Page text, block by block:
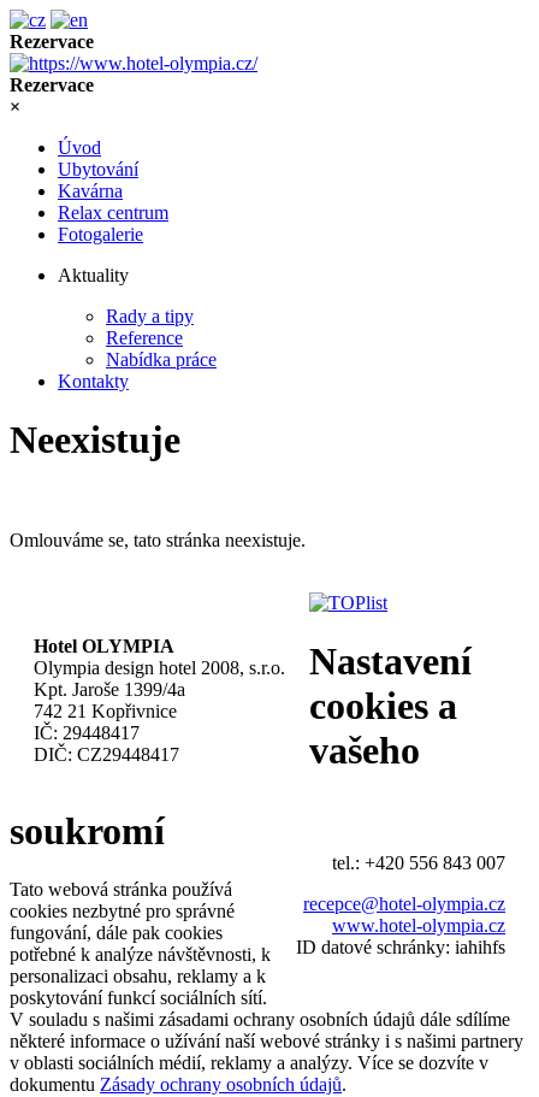
Rezervace
Rezervace
×
Úvod
Ubytování
Kavárna
Relax centrum
Fotogalerie
Aktuality
Rady a tipy
Reference
Nabídka práce
Kontakty
Neexistuje
Omlouváme se, tato stránka neexistuje.
Hotel OLYMPIA
Olympia design hotel 2008, s.r.o.
Kpt. Jaroše 1399/4a
742 21 Kopřivnice
IČ: 29448417
DIČ: CZ29448417
tel.: +420 556 843 007
recepce@hotel-olympia.cz
www.hotel-olympia.cz
ID datové schránky: iahihfs
Nastavení
cookies a
vašeho
soukromí
Tato webová stránka používá
cookies nezbytné pro správné
fungování, dále pak cookies
potřebné k analýze návštěvnosti, k
personalizaci obsahu, reklamy a k
poskytování funkcí sociálních sítí.
V souladu s našimi zásadami ochrany osobních údajů dále sdílíme
některé informace o užívání naší webové stránky i s našimi partnery
v oblasti sociálních médií, reklamy a analýzy. Více se dozvíte v
dokumentu Zásady ochrany osobních údajů.